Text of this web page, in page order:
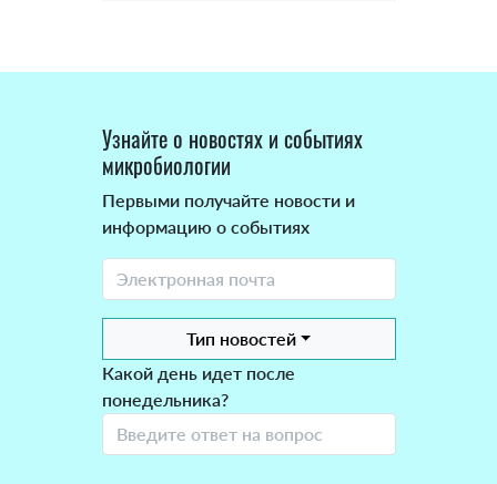
Узнайте о новостях и событиях
микробиологии
Первыми получайте новости и
информацию о событиях
Тип новостей
Какой день идет после
понедельника?